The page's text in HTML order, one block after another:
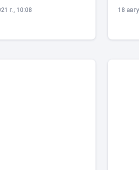
г., 10:08 18